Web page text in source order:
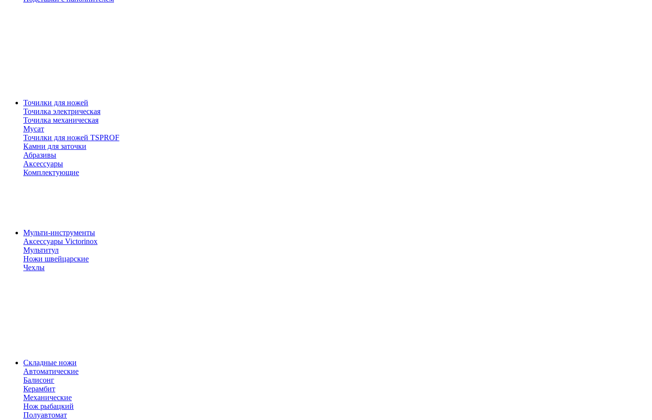
Точилки для ножей
Точилка электрическая
Точилка механическая
Мусат
Точилки для ножей TSPROF
Камни для заточки
Абразивы
Аксессуары
Комплектующие
Мульти-инструменты
Аксессуары Victorinox
Мультитул
Ножи швейцарские
Чехлы
Складные ножи
Автоматические
Балисонг
Керамбит
Механические
Нож рыбацкий
Полуавтомат